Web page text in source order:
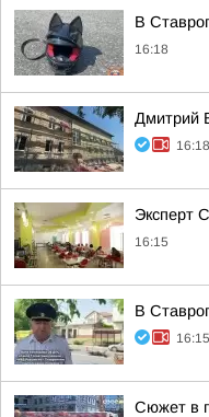
В
16:18
Дмитрий
16:18
Эксперт
16:15
В
16:15
Сюжет в